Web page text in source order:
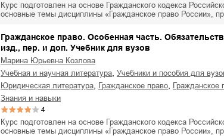
Курс подготовлен на основе Гражданского кодекса
основные темы дисциплины «Гражданское право России»,
Гражданское право. Особенная часть.
изд., пер. и доп. Учебник для вузов
Марина Юрьевна Козлова
учебная и научная литература
учебники и пособия для
юридическая литература гражданское право гражданское
знания и навыки
4
Курс подготовлен на основе Гражданского кодекса
основные темы дисциплины «Гражданское право России»,